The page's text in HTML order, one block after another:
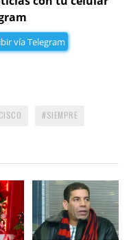
vía Telegram
SIEMPRE